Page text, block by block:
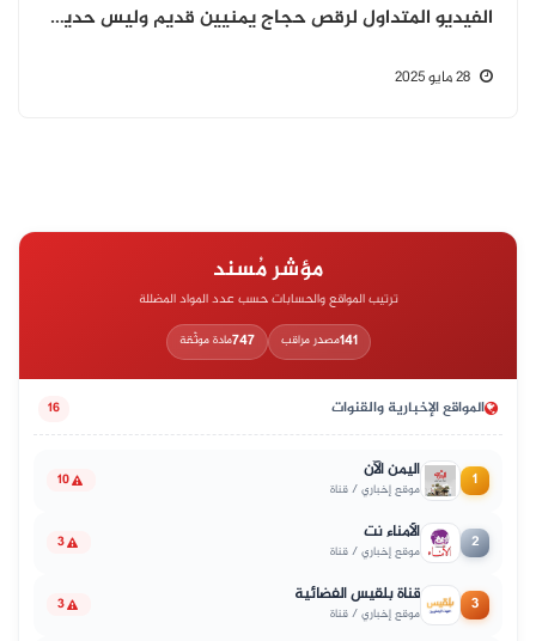
الفيديو المتداول لرقص حجاج يمنيين قديم وليس حديثًا، ويعود إلى العام 2016.
مؤشر مُسند
ترتيب المواقع والحسابات حسب عدد المواد المضللة
141مصدر مراقب 747مادة موثّقة
المواقع الإخبارية والقنوات 16
1 اليمن الآن
موقع إخباري / قناة 10
2 الأمناء نت
موقع إخباري / قناة 3
3 قناة بلقيس الفضائية
موقع إخباري / قناة 3